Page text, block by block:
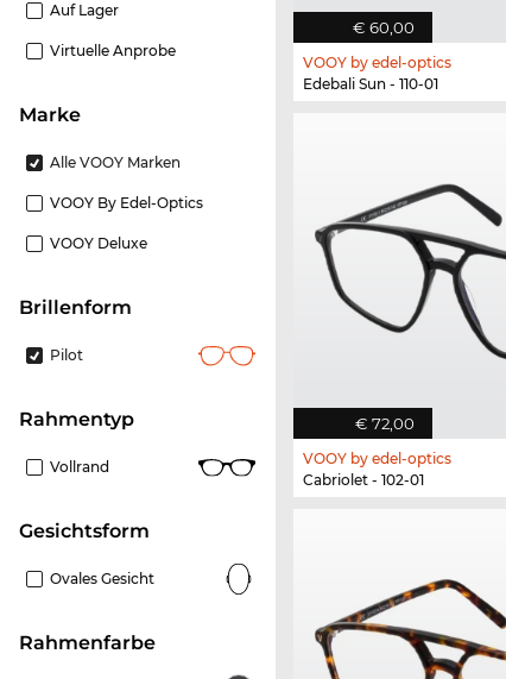
Auf Lager
Virtuelle Anprobe
Marke
Alle VOOY Marken
VOOY By Edel-Optics
VOOY Deluxe
Brillenform
Pilot
Rahmentyp
Vollrand
Gesichtsform
Ovales Gesicht
Rahmenfarbe
€ 60,00
VOOY by edel-optics
Edebali Sun - 110-01
€ 72,00
VOOY by edel-optics
Cabriolet - 102-01